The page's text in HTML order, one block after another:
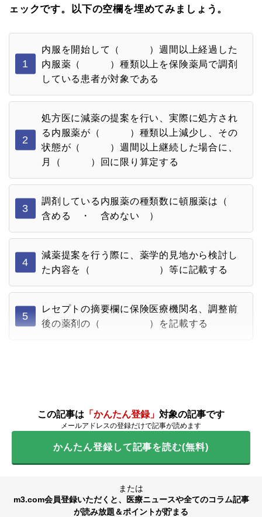
ェックです。以下の空欄を埋めてみましょう。
1
内服を開始して（ ）週間以上経過した
内服薬（ ）種類以上を保険薬局で調剤
している患者が対象である
2
処方医に減薬の提案を行い、実際に処方され
る内服薬が（ ）種類以上減少し、その
状態が（ ）週間以上継続した場合に、
月（ ）回に限り算定する
3
調剤している内服薬の種類数に頓服薬は（
含める ・ 含めない ）
4
減薬提案を行う際に、薬学的見地から検討し
た内容を（ ）等に記載する
5
レセプトの摘要欄に保険医療機関名、調整前
後の薬剤の（ ）を記載する
この記事は 「かんたん登録」 対象の記事です
メールアドレスの登録だけで記事が読めます
かんたん登録して記事を読む(無料)
または
m3.com会員登録いただくと、医療ニュースや全てのコラム記事
が読み放題＆ポイントが貯まる